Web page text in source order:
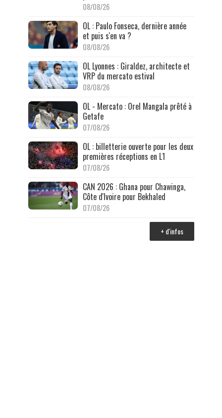
08/08/26
OL : Paulo Fonseca, dernière année
et puis s'en va ?
08/08/26
OL Lyonnes : Giraldez, architecte et
VRP du mercato estival
08/08/26
OL - Mercato : Orel Mangala prêté à
Getafe
07/08/26
OL : billetterie ouverte pour les deux
premières réceptions en L1
07/08/26
CAN 2026 : Ghana pour Chawinga,
Côte d'Ivoire pour Bekhaled
07/08/26
+ d'infos